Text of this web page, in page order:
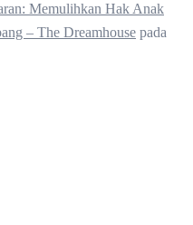
Memulihkan Hak Anak
– The Dreamhouse pada